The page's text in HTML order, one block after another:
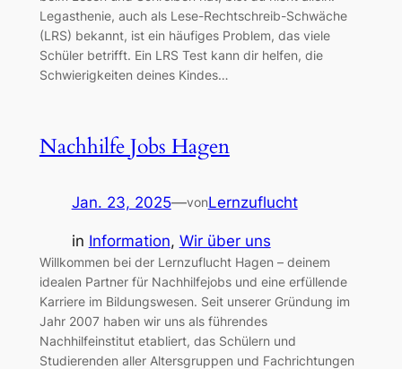
Legasthenie, auch als Lese-Rechtschreib-Schwäche
(LRS) bekannt, ist ein häufiges Problem, das viele
Schüler betrifft. Ein LRS Test kann dir helfen, die
Schwierigkeiten deines Kindes…
Nachhilfe Jobs Hagen
Jan. 23, 2025—vonLernzuflucht
in Information, Wir über uns
Willkommen bei der Lernzuflucht Hagen – deinem
idealen Partner für Nachhilfejobs und eine erfüllende
Karriere im Bildungswesen. Seit unserer Gründung im
Jahr 2007 haben wir uns als führendes
Nachhilfeinstitut etabliert, das Schülern und
Studierenden aller Altersgruppen und Fachrichtungen